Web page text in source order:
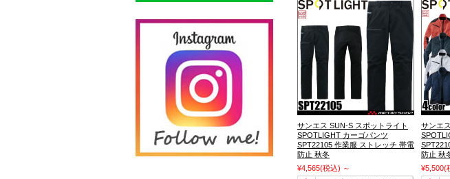
サンエス SUN-S スポットライト
SPOTLIGHT カーゴパンツ
SPT22105 作業服 ストレッチ 帯電
防止 秋冬
¥4,565(税込) ～
サンエ
防止 秋
¥5,500(